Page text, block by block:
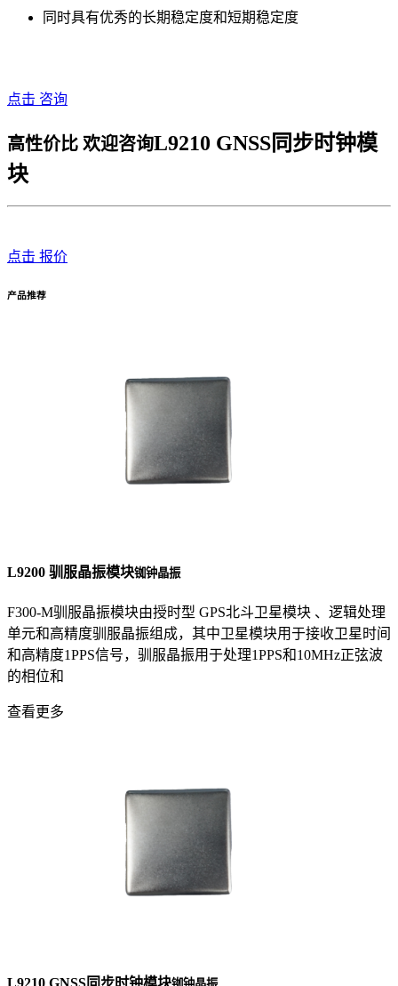
同时具有优秀的长期稳定度和短期稳定度
点击 咨询
高性价比 欢迎咨询L9210 GNSS同步时钟模
块
点击 报价
产品推荐
L9200 驯服晶振模块铷钟晶振
F300-M驯服晶振模块由授时型 GPS北斗卫星模块 、逻辑处理
单元和高精度驯服晶振组成，其中卫星模块用于接收卫星时间
和高精度1PPS信号，驯服晶振用于处理1PPS和10MHz正弦波
的相位和
查看更多
L9210 GNSS同步时钟模块